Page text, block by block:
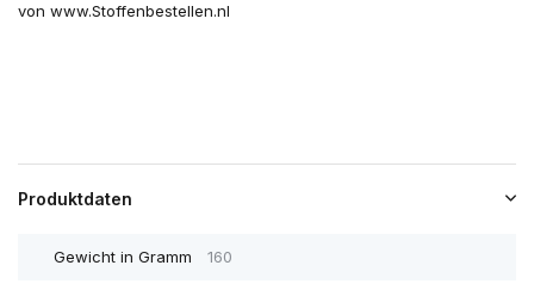
von www.Stoffenbestellen.nl
Produktdaten
Gewicht in Gramm 160